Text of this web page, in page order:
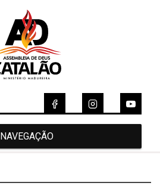
NAVEGAÇÃO